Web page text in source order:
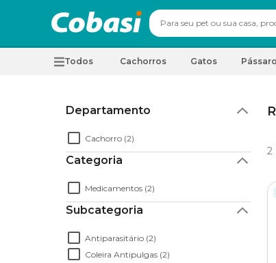
Todos Cachorros Gatos
Departamento
Cachorro (2)
Categoria
Medicamentos (2)
Subcategoria
Antiparasitário (2)
Coleira Antipulgas (2)
2